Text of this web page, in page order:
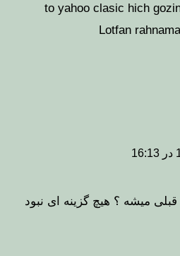
to yahoo clasic hich
Lotfan
قبلی میشه ؟ هیچ گزینه ای نبود